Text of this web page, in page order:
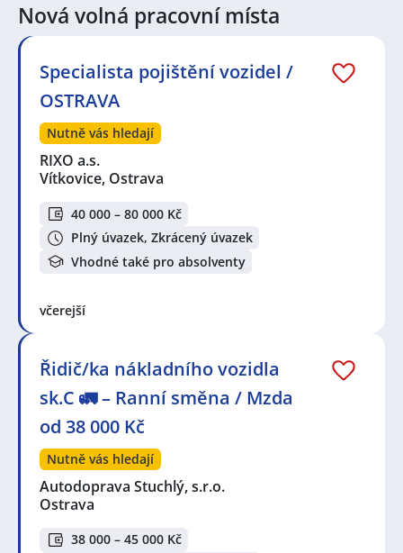
Nová volná pracovní místa
Specialista pojištění vozidel /
OSTRAVA
Nutně vás hledají
RIXO a.s.
Vítkovice, Ostrava
40 000 – 80 000 Kč
Plný úvazek, Zkrácený úvazek
Vhodné také pro absolventy
včerejší
Řidič/ka nákladního vozidla
sk.C 🚛 – Ranní směna / Mzda
od 38 000 Kč
Nutně vás hledají
Autodoprava Stuchlý, s.r.o.
Ostrava
38 000 – 45 000 Kč